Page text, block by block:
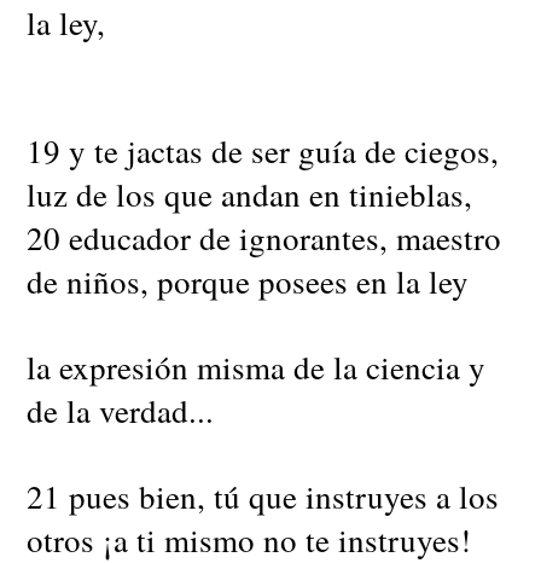
la ley,
19 y te jactas de ser guía de ciegos,
luz de los que andan en tinieblas,
20 educador de ignorantes, maestro
de niños, porque posees en la ley
la expresión misma de la ciencia y
de la verdad...
21 pues bien, tú que instruyes a los
otros ¡a ti mismo no te instruyes!